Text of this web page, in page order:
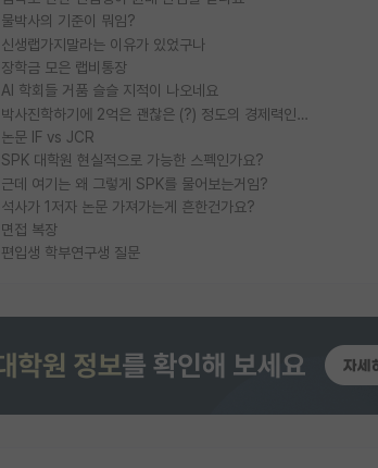
물박사의 기준이 뭐임?
신생랩가지말라는 이유가 있었구나
장학금 모은 랩비통장
AI 학회들 거품 슬슬 지적이 나오네요
박사진학하기에 2억은 괜찮은 (?) 정도의 경제력인가요
논문 IF vs JCR
SPK 대학원 현실적으로 가능한 스펙인가요?
근데 여기는 왜 그렇게 SPK를 물어보는거임?
석사가 1저자 논문 가져가는게 흔한건가요?
면접 복장
편입생 학부연구생 질문